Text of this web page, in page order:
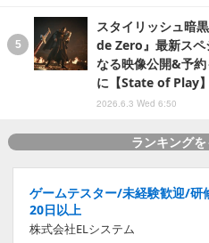
スタイリッシュ暗
de Zero』最新スペ
なる映像公開&予
に【State of Play】
2026.6.3 Wed 6:50
ランキング
ゲームテスター/未経験歓迎/研
20日以上
株式会社ELシステム